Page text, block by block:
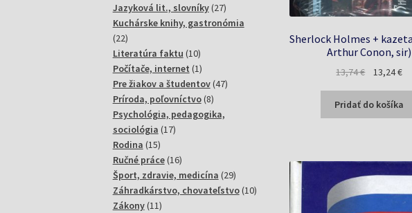
Sherlock Holmes +
Arthur Conon, sir)
13,74€
Pôvodná
bola:
13,74 €.
13,24€
je:
Pridať do košíka
produktov
Jazyková lit., slovníky 2727
produktov
Kuchárske knihy, gastronómia
2222
produktov
Literatúra faktu 1010
produktov
Počítače, internet 11
produkt
Pre žiakov a študentov 4747
Príroda, poľovníctvo 88
produktov
Psychológia, pedagogika,
sociológia 1717
Rodina 1515
produktov
Ručné práce 1616
produktov
Šport, zdravie, medicína 2929
produktov
Záhradkárstvo, chovateľstvo 1010
produktov
Zákony 1111